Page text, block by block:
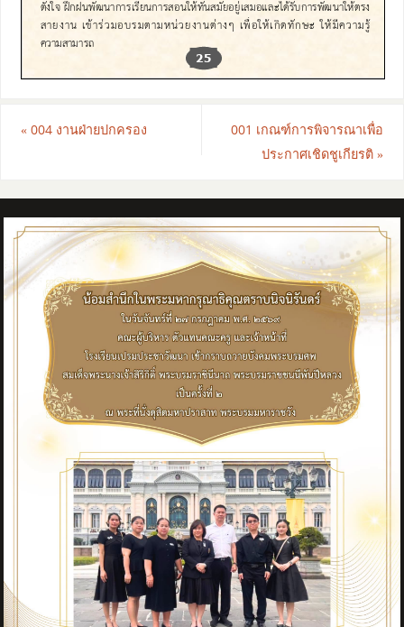
«004 งานฝ่ายปกครอง
001 เกณฑ์การพิจารณาเพื่อ
ประกาศเชิดชูเกียรติ»